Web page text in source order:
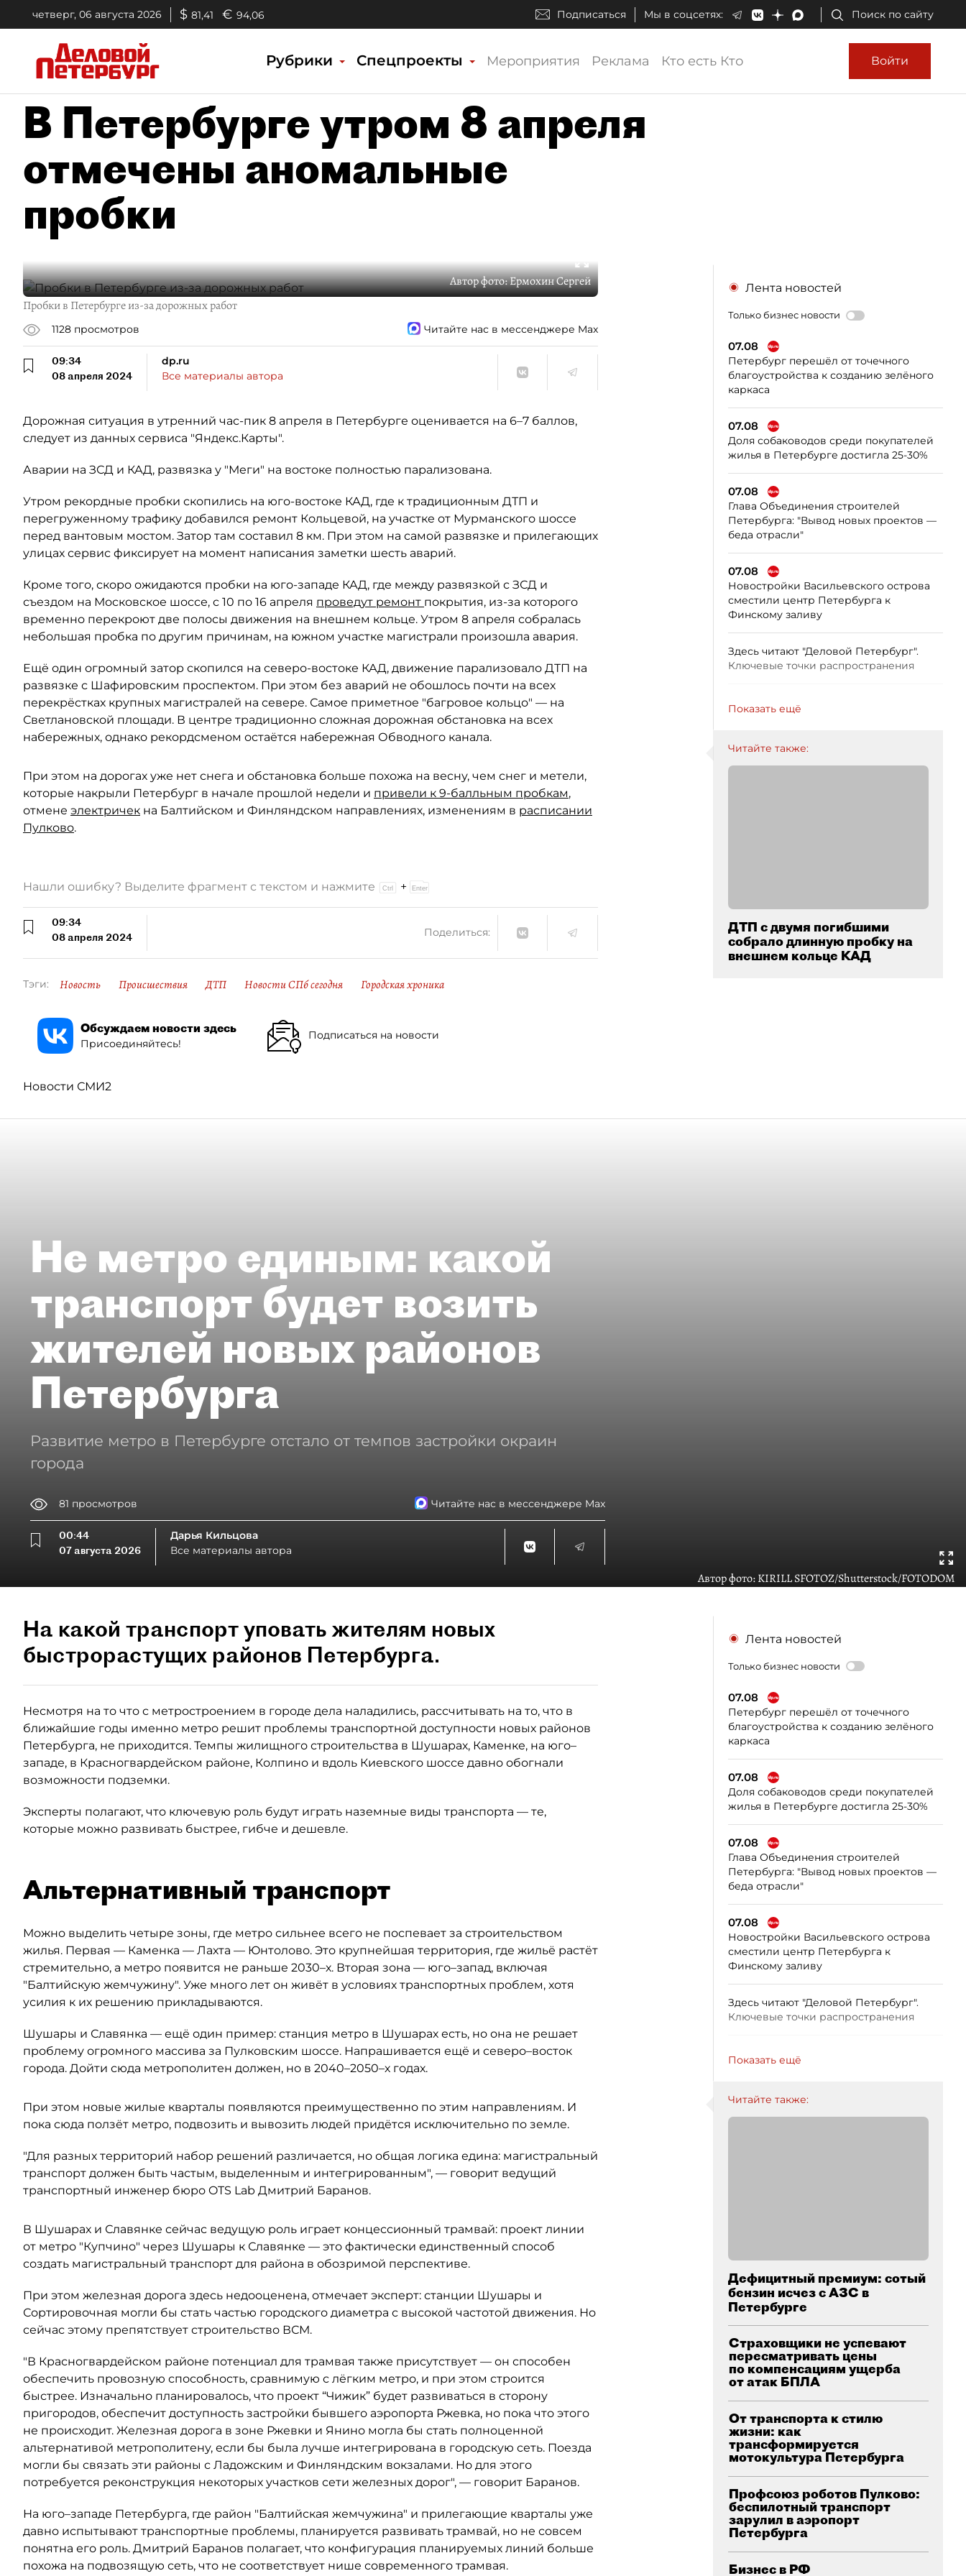
четверг, 06 августа 2026 $ 81,41 € 94,06 Подписаться Мы в соцсетях: Поиск по сайту
Рубрики Спецпроекты Мероприятия Реклама Кто есть Кто Войти
В Петербурге утром 8 апреля
отмечены аномальные
пробки
Автор фото:Ермохин Сергей
Пробки в Петербурге из-за дорожных работ
1128 просмотров Читайте нас в мессенджере Max
09:34
08 апреля 2024
dp.ru
Все материалы автора
Дорожная ситуация в утренний час-пик 8 апреля в Петербурге оценивается на 6–7 баллов,
следует из данных сервиса "Яндекс.Карты".
Аварии на ЗСД и КАД, развязка у "Меги" на востоке полностью парализована.
Утром рекордные пробки скопились на юго-востоке КАД, где к традиционным ДТП и
перегруженному трафику добавился ремонт Кольцевой, на участке от Мурманского шоссе
перед вантовым мостом. Затор там составил 8 км. При этом на самой развязке и прилегающих
улицах сервис фиксирует на момент написания заметки шесть аварий.
Кроме того, скоро ожидаются пробки на юго-западе КАД, где между развязкой с ЗСД и
съездом на Московское шоссе, с 10 по 16 апреля проведут ремонт покрытия, из-за которого
временно перекроют две полосы движения на внешнем кольце. Утром 8 апреля собралась
небольшая пробка по другим причинам, на южном участке магистрали произошла авария.
Ещё один огромный затор скопился на северо-востоке КАД, движение парализовало ДТП на
развязке с Шафировским проспектом. При этом без аварий не обошлось почти на всех
перекрёстках крупных магистралей на севере. Самое приметное "багровое кольцо" — на
Светлановской площади. В центре традиционно сложная дорожная обстановка на всех
набережных, однако рекордсменом остаётся набережная Обводного канала.
При этом на дорогах уже нет снега и обстановка больше похожа на весну, чем снег и метели,
которые накрыли Петербург в начале прошлой недели и привели к 9-балльным пробкам,
отмене электричек на Балтийском и Финляндском направлениях, изменениям в расписании
Пулково.
Лента новостей
Только бизнес новости
07.08
Петербург перешёл от точечного
благоустройства к созданию зелёного
каркаса
07.08
Доля собаководов среди покупателей
жилья в Петербурге достигла 25-30%
07.08
Глава Объединения строителей
Петербурга: "Вывод новых проектов —
беда отрасли"
07.08
Новостройки Васильевского острова
сместили центр Петербурга к
Финскому заливу
Здесь читают "Деловой Петербург".
Ключевые точки распространения
Показать ещё
Читайте также:
ДТП с двумя погибшими
собрало длинную пробку на
внешнем кольце КАД
Нашли ошибку? Выделите фрагмент с текстом и нажмите +
09:34
08 апреля 2024
Поделиться:
Тэги: Новость Происшествия ДТП Новости СПб сегодня Городская хроника
Обсуждаем новости здесь
Присоединяйтесь!
Подписаться на новости
Новости СМИ2
Не метро единым: какой
транспорт будет возить
жителей новых районов
Петербурга
Развитие метро в Петербурге отстало от темпов застройки окраин
города
81 просмотров Читайте нас в мессенджере Max
00:44
07 августа 2026
Дарья Кильцова
Все материалы автора
Автор фото:KIRILL SFOTOZ/Shutterstock/FOTODOM
На какой транспорт уповать жителям новых
быстрорастущих районов Петербурга.
Несмотря на то что с метростроением в городе дела наладились, рассчитывать на то, что в
ближайшие годы именно метро решит проблемы транспортной доступности новых районов
Петербурга, не приходится. Темпы жилищного строительства в Шушарах, Каменке, на юго–
западе, в Красногвардейском районе, Колпино и вдоль Киевского шоссе давно обогнали
возможности подземки.
Эксперты полагают, что ключевую роль будут играть наземные виды транспорта — те,
которые можно развивать быстрее, гибче и дешевле.
Альтернативный транспорт
Можно выделить четыре зоны, где метро сильнее всего не поспевает за строительством
жилья. Первая — Каменка — Лахта — Юнтолово. Это крупнейшая территория, где жильё растёт
стремительно, а метро появится не раньше 2030–х. Вторая зона — юго–запад, включая
"Балтийскую жемчужину". Уже много лет он живёт в условиях транспортных проблем, хотя
усилия к их решению прикладываются.
Шушары и Славянка — ещё один пример: станция метро в Шушарах есть, но она не решает
проблему огромного массива за Пулковским шоссе. Напрашивается ещё и северо–восток
города. Дойти сюда метрополитен должен, но в 2040–2050–х годах.
При этом новые жилые кварталы появляются преимущественно по этим направлениям. И
пока сюда ползёт метро, подвозить и вывозить людей придётся исключительно по земле.
"Для разных территорий набор решений различается, но общая логика едина: магистральный
транспорт должен быть частым, выделенным и интегрированным", — говорит ведущий
транспортный инженер бюро OTS Lab Дмитрий Баранов.
В Шушарах и Славянке сейчас ведущую роль играет концессионный трамвай: проект линии
от метро "Купчино" через Шушары к Славянке — это фактически единственный способ
создать магистральный транспорт для района в обозримой перспективе.
При этом железная дорога здесь недооценена, отмечает эксперт: станции Шушары и
Сортировочная могли бы стать частью городского диаметра с высокой частотой движения. Но
сейчас этому препятствует строительство ВСМ.
"В Красногвардейском районе потенциал для трамвая также присутствует — он способен
обеспечить провозную способность, сравнимую с лёгким метро, и при этом строится
быстрее. Изначально планировалось, что проект “Чижик” будет развиваться в сторону
пригородов, обеспечит доступность застройки бывшего аэропорта Ржевка, но пока что этого
не происходит. Железная дорога в зоне Ржевки и Янино могла бы стать полноценной
альтернативой метрополитену, если бы была лучше интегрирована в городскую сеть. Поезда
могли бы связать эти районы с Ладожским и Финляндским вокзалами. Но для этого
потребуется реконструкция некоторых участков сети железных дорог", — говорит Баранов.
На юго–западе Петербурга, где район "Балтийская жемчужина" и прилегающие кварталы уже
давно испытывают транспортные проблемы, планируется развивать трамвай, но не совсем
понятна его роль. Дмитрий Баранов полагает, что конфигурация планируемых линий больше
похожа на подвозящую сеть, что не соответствует нише современного трамвая.
Лента новостей
Только бизнес новости
07.08
Петербург перешёл от точечного
благоустройства к созданию зелёного
каркаса
07.08
Доля собаководов среди покупателей
жилья в Петербурге достигла 25-30%
07.08
Глава Объединения строителей
Петербурга: "Вывод новых проектов —
беда отрасли"
07.08
Новостройки Васильевского острова
сместили центр Петербурга к
Финскому заливу
Здесь читают "Деловой Петербург".
Ключевые точки распространения
Показать ещё
Читайте также:
Дефицитный премиум: сотый
бензин исчез с АЗС в
Петербурге
Страховщики не успевают
пересматривать цены
по компенсациям ущерба
от атак БПЛА
От транспорта к стилю
жизни: как
трансформируется
мотокультура Петербурга
Профсоюз роботов Пулково:
беспилотный транспорт
зарулил в аэропорт
Петербурга
Бизнес в РФ